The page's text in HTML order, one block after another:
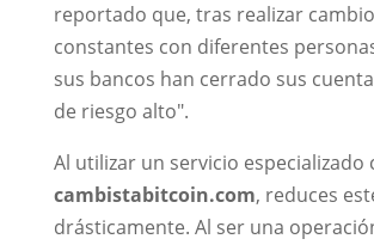
reportado que, tras realizar
constantes con diferentes
sus bancos han cerrado sus
de riesgo alto".
Al utilizar un servicio especializado
cambistabitcoin.com, reduces
drásticamente. Al ser una